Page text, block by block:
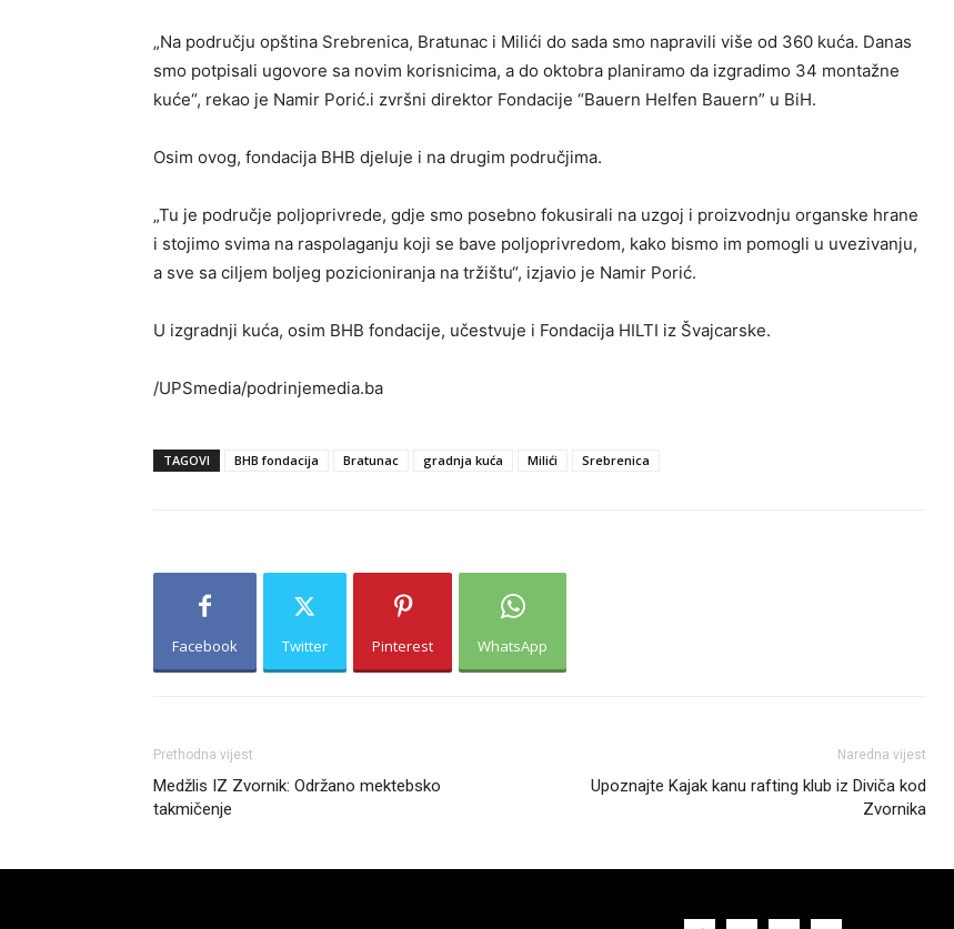
„Na području opština Srebrenica, Bratunac i Milići do sada smo napravili više od 360 kuća. Danas
smo potpisali ugovore sa novim korisnicima, a do oktobra planiramo da izgradimo 34 montažne
kuće“, rekao je Namir Porić.i zvršni direktor Fondacije “Bauern Helfen Bauern” u BiH.
Osim ovog, fondacija BHB djeluje i na drugim područjima.
„Tu je područje poljoprivrede, gdje smo posebno fokusirali na uzgoj i proizvodnju organske hrane
i stojimo svima na raspolaganju koji se bave poljoprivredom, kako bismo im pomogli u uvezivanju,
a sve sa ciljem boljeg pozicioniranja na tržištu“, izjavio je Namir Porić.
U izgradnji kuća, osim BHB fondacije, učestvuje i Fondacija HILTI iz Švajcarske.
/UPSmedia/podrinjemedia.ba
TAGOVI BHB fondacija Bratunac gradnja kuća Milići Srebrenica
Facebook Twitter Pinterest WhatsApp
Prethodna vijest
Medžlis IZ Zvornik: Održano mektebsko
takmičenje
Naredna vijest
Upoznajte Kajak kanu rafting klub iz Diviča kod
Zvornika